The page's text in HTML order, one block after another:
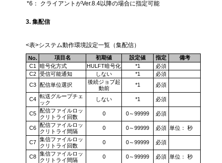
*6：
クライアントがVer.8.4以降の場合に指定可能
3. 集配信
<表>システム動作環境設定一覧（集配信）
No. 項目名 初期値 設定値 指定
備考
C1
暗号化方式 HULFT暗号化 *1
必須
C2
受信可能通知 しない *1
必須
C3
配信単位選択
後続ジョブ起
動前
*1 必須
C4
転送グループチェ
ック
しない *1 必須
C5
配信ファイルロッ
クリトライ回数
0 0～99999 必須
C6
配信ファイルロッ
クリトライ間隔
0 0～99999 必須 単位： 秒
C7
集信ファイルロッ
クリトライ回数
0 0～99999 必須
C8
集信ファイルロッ
クリトライ間隔
0 0～99999 必須 単位： 秒